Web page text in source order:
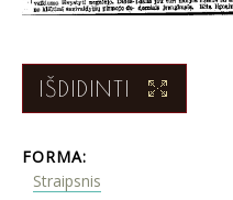
IŠDIDINTI
FORMA:
Straipsnis